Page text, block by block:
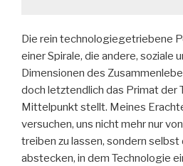
Die rein technologiegetriebene
einer Spirale, die andere, soziale
Dimensionen des
doch letztendlich das Primat der
Mittelpunkt stellt. Meines
versuchen, uns nicht mehr nur
treiben zu lassen, sondern selbst
abstecken, in dem Technologie